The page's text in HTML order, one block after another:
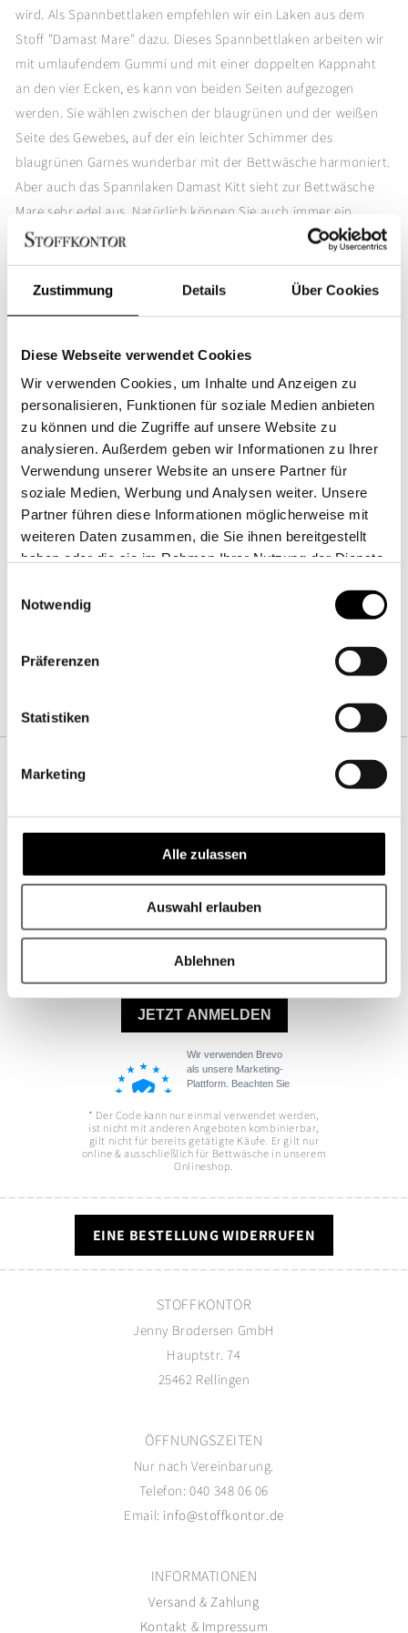
Zustimmung Details Über Cookies
Diese Webseite verwendet Cookies
Wir verwenden Cookies, um Inhalte und Anzeigen zu
personalisieren, Funktionen für soziale Medien anbieten
zu können und die Zugriffe auf unsere Website zu
analysieren. Außerdem geben wir Informationen zu Ihrer
Verwendung unserer Website an unsere Partner für
soziale Medien, Werbung und Analysen weiter. Unsere
Partner führen diese Informationen möglicherweise mit
weiteren Daten zusammen, die Sie ihnen bereitgestellt
haben oder die sie im Rahmen Ihrer Nutzung der Dienste
Notwendig
Präferenzen
Statistiken
Marketing
Alle zulassen
Auswahl erlauben
Ablehnen
Damast
Damast
wird. Als Spannbettlaken empfehlen wir ein Laken aus dem
Stoff "Damast Mare" dazu. Dieses Spannbettlaken arbeiten wir
mit umlaufendem Gummi und mit einer doppelten Kappnaht
an den vier Ecken, es kann von beiden Seiten aufgezogen
werden. Sie wählen zwischen der blaugrünen und der weißen
Seite des Gewebes, auf der ein leichter Schimmer des
blaugrünen Garnes wunderbar mit der Bettwäsche harmoniert.
Aber auch das Spannlaken Damast Kitt sieht zur Bettwäsche
Mare sehr edel aus. Natürlich können Sie auch immer ein
klassisch weißes Spannlaken aus Baumwollperkal darunter
Bettwäsche Damast:
Exklusiv in Italien gewebt
100% Baumwolle
Gezwirnte Wäscheknöpfe
Hochwertig veredelte Garne
Waschbar bei bis zu 60 °C
Gut und einfach zu bügeln
Sonderanfertigungen möglich
JETZT DIESE BETTWÄSCHE KAUFEN
BLEIBEN SIE AUF DEM LAUFENDEN
Rabatt* auf Ihre erste Bettwäsche!
* Der Code kann nur einmal verwendet werden,
ist nicht mit anderen Angeboten kombinierbar,
gilt nicht für bereits getätigte Käufe. Er gilt nur
online & ausschließlich für Bettwäsche in unserem
Onlineshop.
EINE BESTELLUNG WIDERRUFEN
STOFFKONTOR
Jenny Brodersen GmbH
Hauptstr. 74
25462 Rellingen
ÖFFNUNGSZEITEN
Nur nach Vereinbarung.
Telefon: 040 348 06 06
Email: info@stoffkontor.de
INFORMATIONEN
Versand & Zahlung
Kontakt & Impressum